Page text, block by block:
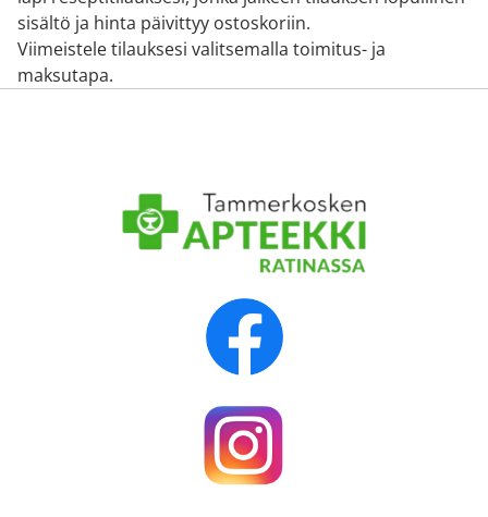
sisältö ja hinta päivittyy ostoskoriin.
Viimeistele tilauksesi valitsemalla toimitus- ja
maksutapa.